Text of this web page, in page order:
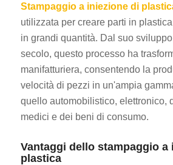
Stampaggio a iniezione di
utilizzata per creare parti in
in grandi quantità. Dal suo
secolo, questo processo ha
manifatturiera, consentendo la
velocità di pezzi in un'ampia
quello automobilistico, elettronico,
medici e dei beni di consumo.
Vantaggi dello stampaggio a
plastica